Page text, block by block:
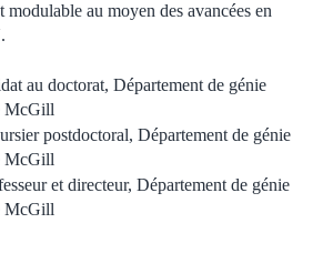
modulable au moyen des avancées en
au doctorat, Département de génie
McGill
postdoctoral, Département de génie
McGill
et directeur, Département de génie
McGill